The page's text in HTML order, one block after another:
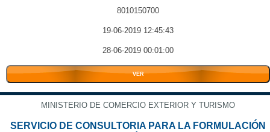
8010150700
19-06-2019 12:45:43
28-06-2019 00:01:00
VER
MINISTERIO DE COMERCIO EXTERIOR Y TURISMO
SERVICIO DE CONSULTORIA PARA LA FORMULACIÓN